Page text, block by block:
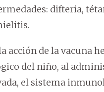
difteria,
de la vacuna
del niño, al
el sistema